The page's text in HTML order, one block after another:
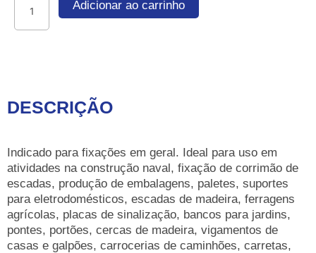
francês
zincado,
porca
Adicionar ao carrinho
DESCRIÇÃO
Indicado para fixações em geral. Ideal para uso em
atividades na construção naval, fixação de corrimão de
escadas, produção de embalagens, paletes, suportes
para eletrodomésticos, escadas de madeira, ferragens
agrícolas, placas de sinalização, bancos para jardins,
pontes, portões, cercas de madeira, vigamentos de
casas e galpões, carrocerias de caminhões, carretas,